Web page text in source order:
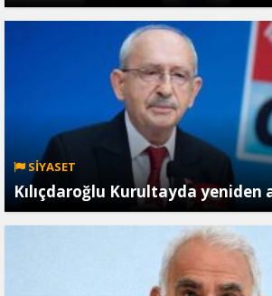
SİYASET
Kılıçdaroğlu Kurultayda yeniden